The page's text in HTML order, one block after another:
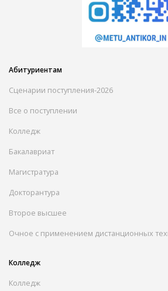
Абитуриентам
Сценарии поступления-2026
Все о поступлении
Колледж
Бакалавриат
Магистратура
Докторантура
Второе высшее
Очное с применением дистанционных
Колледж
Колледж